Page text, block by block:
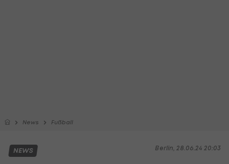
News Fußball
Berlin, 28.06.24 20:03
NEWS